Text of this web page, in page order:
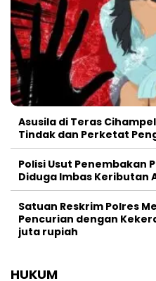
Asusila di Teras
Tindak dan Perketat
Polisi Usut Penembakan
Diduga Imbas Keributan
Satuan Reskrim Polres
Pencurian dengan
juta rupiah
HUKUM